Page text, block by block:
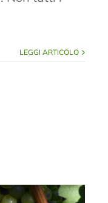
LEGGI ARTICOLO